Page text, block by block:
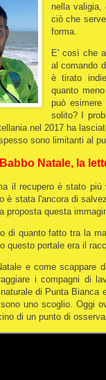
nella valigia,
ciò che
forma.
E' così che
al comando
è tirato
quanto
può esimere
solito? I
nel 2017 ha
sono limitanti al
Natale, la
il recupero è stato
è stata l'ancora di
proposta questa
di quanto fatto tra la
questo portale era il
e come scappare
i compagni di
di Punta Bianca
uno scoglio. Oggi
di un punto di